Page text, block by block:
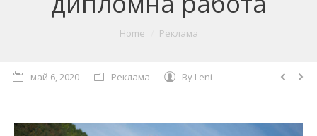
Blog
Photo Cafe
Retro Camera Museum
Home Реклама
май 6, 2020 Реклама By Leni